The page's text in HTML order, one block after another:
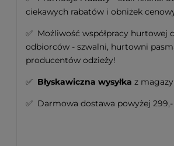
ciekawych rabatów i obniżek
✅ Możliwość współpracy hurtowej
odbiorców - szwalni, hurtowni
producentów odzieży!
✅ Błyskawiczna wysyłka z
✅ Darmowa dostawa powyżej 299,-